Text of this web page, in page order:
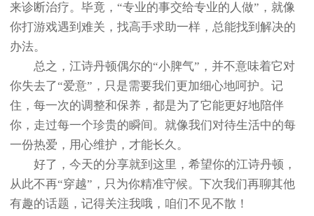
来诊断治疗。毕竟，“专业的事交给专业的人做”，就像
你打游戏遇到难关，找高手求助一样，总能找到解决的
办法。
总之，江诗丹顿偶尔的“小脾气”，并不意味着它对
你失去了“爱意”，只是需要我们更加细心地呵护。记
住，每一次的调整和保养，都是为了它能更好地陪伴
你，走过每一个珍贵的瞬间。就像我们对待生活中的每
一份热爱，用心维护，才能长久。
好了，今天的分享就到这里，希望你的江诗丹顿，
从此不再“穿越”，只为你精准守候。下次我们再聊其他
有趣的话题，记得关注我哦，咱们不见不散！